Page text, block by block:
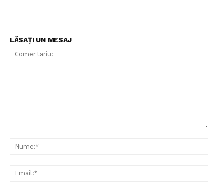
LĂSAȚI UN MESAJ